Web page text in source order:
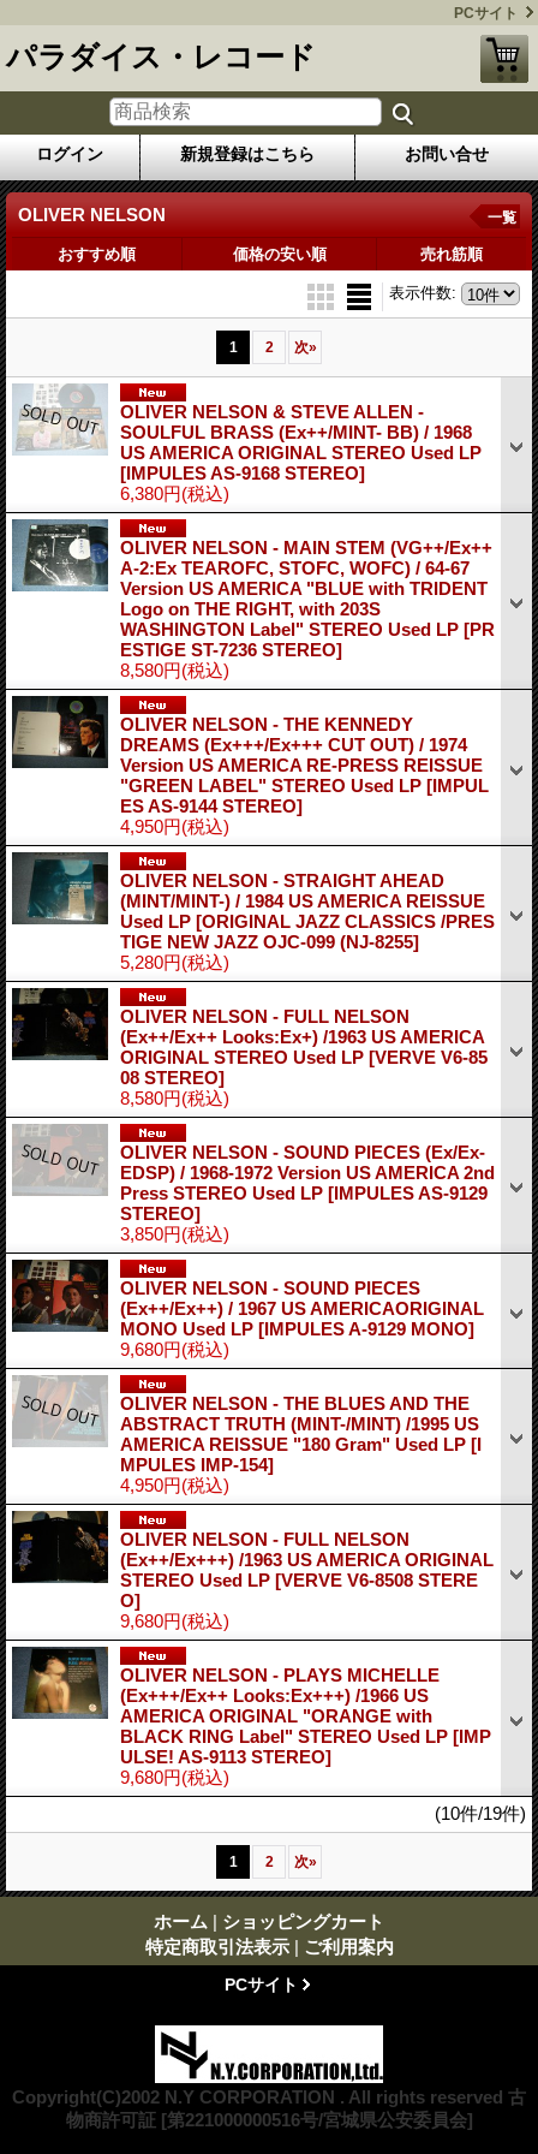
PCサイト
パラダイス・レコード
ログイン 新規登録はこちら お問い合せ
OLIVER NELSON 一覧
おすすめ順 価格の安い順 売れ筋順
表示件数:
1 2 次»
OLIVER NELSON & STEVE ALLEN -
SOULFUL BRASS (Ex++/MINT- BB) / 1968
US AMERICA ORIGINAL STEREO Used LP
[IMPULES AS-9168 STEREO]
6,380円(税込)
OLIVER NELSON - MAIN STEM (VG++/Ex++
A-2:Ex TEAROFC, STOFC, WOFC) / 64-67
Version US AMERICA "BLUE with TRIDENT
Logo on THE RIGHT, with 203S
WASHINGTON Label" STEREO Used LP [PR
ESTIGE ST-7236 STEREO]
8,580円(税込)
OLIVER NELSON - THE KENNEDY
DREAMS (Ex+++/Ex+++ CUT OUT) / 1974
Version US AMERICA RE-PRESS REISSUE
"GREEN LABEL" STEREO Used LP [IMPUL
ES AS-9144 STEREO]
4,950円(税込)
OLIVER NELSON - STRAIGHT AHEAD
(MINT/MINT-) / 1984 US AMERICA REISSUE
Used LP [ORIGINAL JAZZ CLASSICS /PRES
TIGE NEW JAZZ OJC-099 (NJ-8255]
5,280円(税込)
OLIVER NELSON - FULL NELSON
(Ex++/Ex++ Looks:Ex+) /1963 US AMERICA
ORIGINAL STEREO Used LP [VERVE V6-85
08 STEREO]
8,580円(税込)
OLIVER NELSON - SOUND PIECES (Ex/Ex-
EDSP) / 1968-1972 Version US AMERICA 2nd
Press STEREO Used LP [IMPULES AS-9129
STEREO]
3,850円(税込)
OLIVER NELSON - SOUND PIECES
(Ex++/Ex++) / 1967 US AMERICAORIGINAL
MONO Used LP [IMPULES A-9129 MONO]
9,680円(税込)
OLIVER NELSON - THE BLUES AND THE
ABSTRACT TRUTH (MINT-/MINT) /1995 US
AMERICA REISSUE "180 Gram" Used LP [I
MPULES IMP-154]
4,950円(税込)
OLIVER NELSON - FULL NELSON
(Ex++/Ex+++) /1963 US AMERICA ORIGINAL
STEREO Used LP [VERVE V6-8508 STERE
O]
9,680円(税込)
OLIVER NELSON - PLAYS MICHELLE
(Ex+++/Ex++ Looks:Ex+++) /1966 US
AMERICA ORIGINAL "ORANGE with
BLACK RING Label" STEREO Used LP [IMP
ULSE! AS-9113 STEREO]
9,680円(税込)
(10件/19件)
1 2 次»
ホーム | ショッピングカート
特定商取引法表示 | ご利用案内
PCサイト
Copyright(C)2002 N.Y CORPORATION . All rights reserved 古
物商許可証 [第221000000516号/宮城県公安委員会]